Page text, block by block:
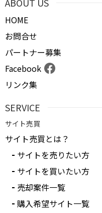
HOME
お問合せ
パートナー募集
Facebook
リンク集
SERVICE
サイト売買
サイト売買とは？
サイトを売りたい方
サイトを買いたい方
売却案件一覧
購入希望サイト一覧